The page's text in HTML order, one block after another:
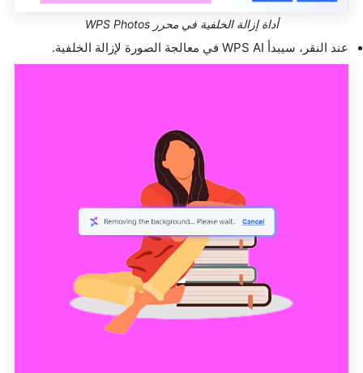
أداة إزالة الخلفية في محرر WPS Photos
عند النقر، سيبدأ WPS AI في معالجة الصورة لإزالة الخلفية.